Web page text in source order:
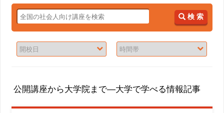
検 索
公開講座から大学院まで―大学で学べる情報記事